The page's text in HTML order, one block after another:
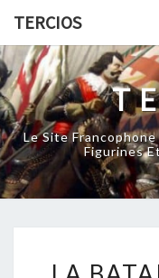
content
TERCIOS
Le Site
Figurines